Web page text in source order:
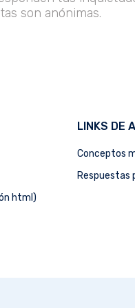
son anónimas.
html)
LINKS DE
Conceptos
Respuestas